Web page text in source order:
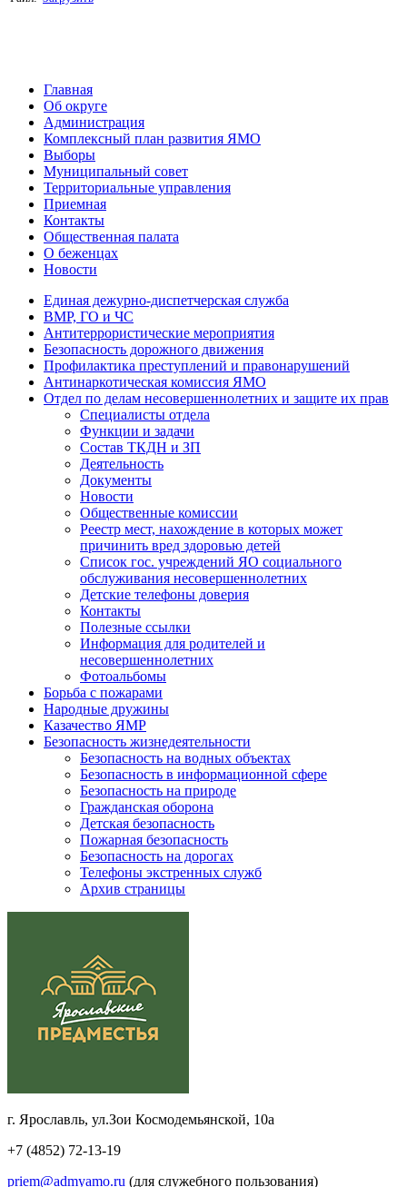
Главная
Об округе
Администрация
Комплексный план развития ЯМО
Выборы
Муниципальный совет
Территориальные управления
Приемная
Контакты
Общественная палата
О беженцах
Новости
Единая дежурно-диспетчерская служба
ВМР, ГО и ЧС
Антитеррористические мероприятия
Безопасность дорожного движения
Профилактика преступлений и правонарушений
Антинаркотическая комиссия ЯМО
Отдел по делам несовершеннолетних и защите их прав
Специалисты отдела
Функции и задачи
Состав ТКДН и ЗП
Деятельность
Документы
Новости
Общественные комиссии
Реестр мест, нахождение в которых может
причинить вред здоровью детей
Список гос. учреждений ЯО социального
обслуживания несовершеннолетних
Детские телефоны доверия
Контакты
Полезные ссылки
Информация для родителей и
несовершеннолетних
Фотоальбомы
Борьба с пожарами
Народные дружины
Казачество ЯМР
Безопасность жизнедеятельности
Безопасность на водных объектах
Безопасность в информационной сфере
Безопасность на природе
Гражданская оборона
Детская безопасность
Пожарная безопасность
Безопасность на дорогах
Телефоны экстренных служб
Архив страницы
г. Ярославль, ул.Зои Космодемьянской, 10а
+7 (4852) 72-13-19
priem@admyamo.ru (для служебного пользования)